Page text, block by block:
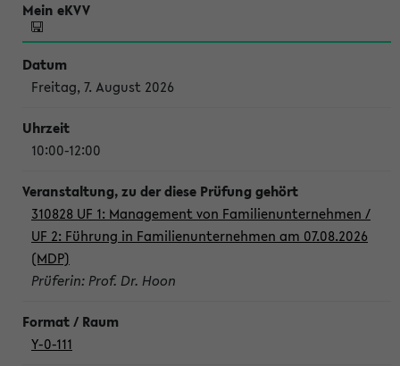
Freitag, 7. August 2026
10:00-12:00
310828 UF 1: Management von Familienunternehmen /
UF 2: Führung in Familienunternehmen am 07.08.2026
(MDP)
Prüferin: Prof. Dr. Hoon
Y-0-111